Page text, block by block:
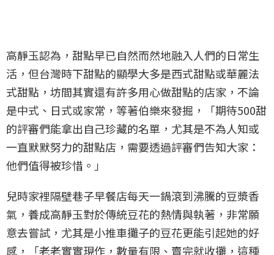
高靜玉認為，甜點早已自然而然地融入人們的日常生
活，但台灣時下甜點的顯學大多是西式甜點或華麗法
式甜點，坊間其實還有許多用心做甜點的店家，不論
是中式、日式或家常，等著伯樂來發掘，「期待500甜
的評審們能拿出自己珍藏的名單，尤其是不為人知或
一直默默努力的甜點店，需要透過評審們告知大家：
他們值得被珍惜。」
兒時家裡隔壁巷子早餐店每天一鍋滾到沸騰的豆漿香
氣，養成高靜玉對於傳統豆花的熱情與執著，非常願
意去嘗試，尤其是小推車攤子的豆花更能引起她的好
感，「老老實實現作，數量有限、賣完就收攤，這種